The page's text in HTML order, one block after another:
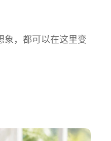
象，都可以在这里变